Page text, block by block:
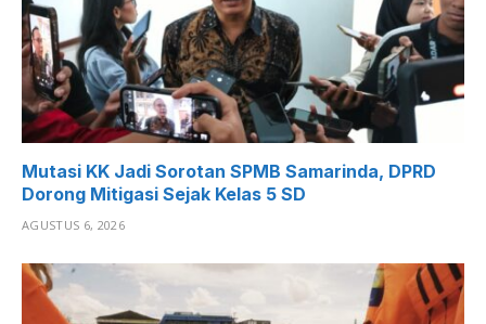
Mutasi KK Jadi Sorotan SPMB Samarinda, DPRD
Dorong Mitigasi Sejak Kelas 5 SD
AGUSTUS 6, 2026